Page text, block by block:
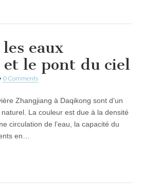
eaux
et le pont du ciel
0 Comments
Zhangjiang à Daqikong sont d’un
La couleur est due à la densité
circulation de l’eau, la capacité du
en…